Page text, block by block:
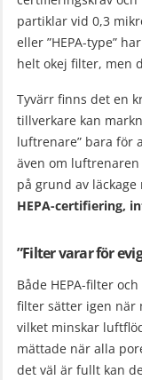
partiklar vid 0,3
eller ”HEPA-type”
helt okej filter, men
Tyvärr finns det en
tillverkare kan
luftrenare” bara för
även om
på grund av
HEPA-certifiering,
”Filter varar för
Både HEPA-filter
filter sätter igen när
vilket minskar
mättade när alla
det väl är fullt kan